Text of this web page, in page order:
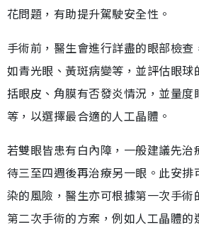
花問題，有助提升駕駛安全性。
手術前，醫生會進行詳盡的眼部檢查
如青光眼、黃斑病變等，並評估眼球
括眼皮、角膜有否發炎情況，並量度
等，以選擇最合適的人工晶體。
若雙眼皆患有白內障，一般建議先治
待三至四週後再治療另一眼。此安
染的風險，醫生亦可根據第一次手術
第二次手術的方案，例如人工晶體的